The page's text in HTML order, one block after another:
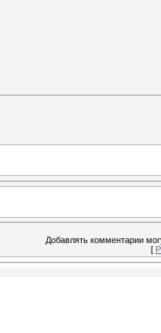
Добавлять комментарии
[